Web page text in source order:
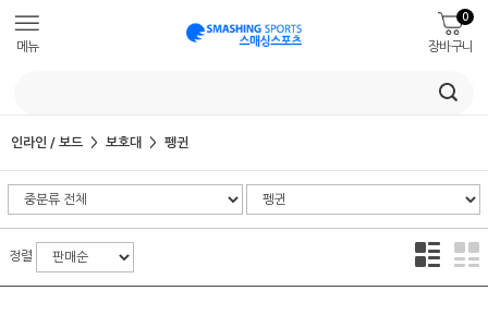
메뉴 장바구니
0
인라인 / 보드 보호대 펭귄
정렬